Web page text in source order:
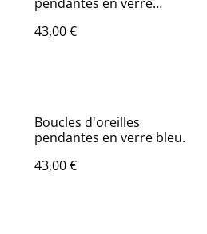
turquoise foncé.
43,00 €
Boucles d'oreilles
pendantes en verre bleu.
43,00 €